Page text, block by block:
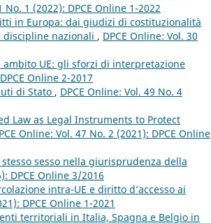
No. 1 (2022): DPCE Online 1-2022
in Europa: dai giudizi di costituzionalità
nazionali , DPCE Online: Vol. 30
UE: gli sforzi di interpretazione
Online 2-2017
di Stato , DPCE Online: Vol. 49 No. 4
Law as Legal Instruments to Protect
Online: Vol. 47 No. 2 (2021): DPCE Online
sesso nella giurisprudenza della
DPCE Online 3/2016
intra-UE e diritto d’accesso ai
DPCE Online 1-2021
territoriali in Italia, Spagna e Belgio in